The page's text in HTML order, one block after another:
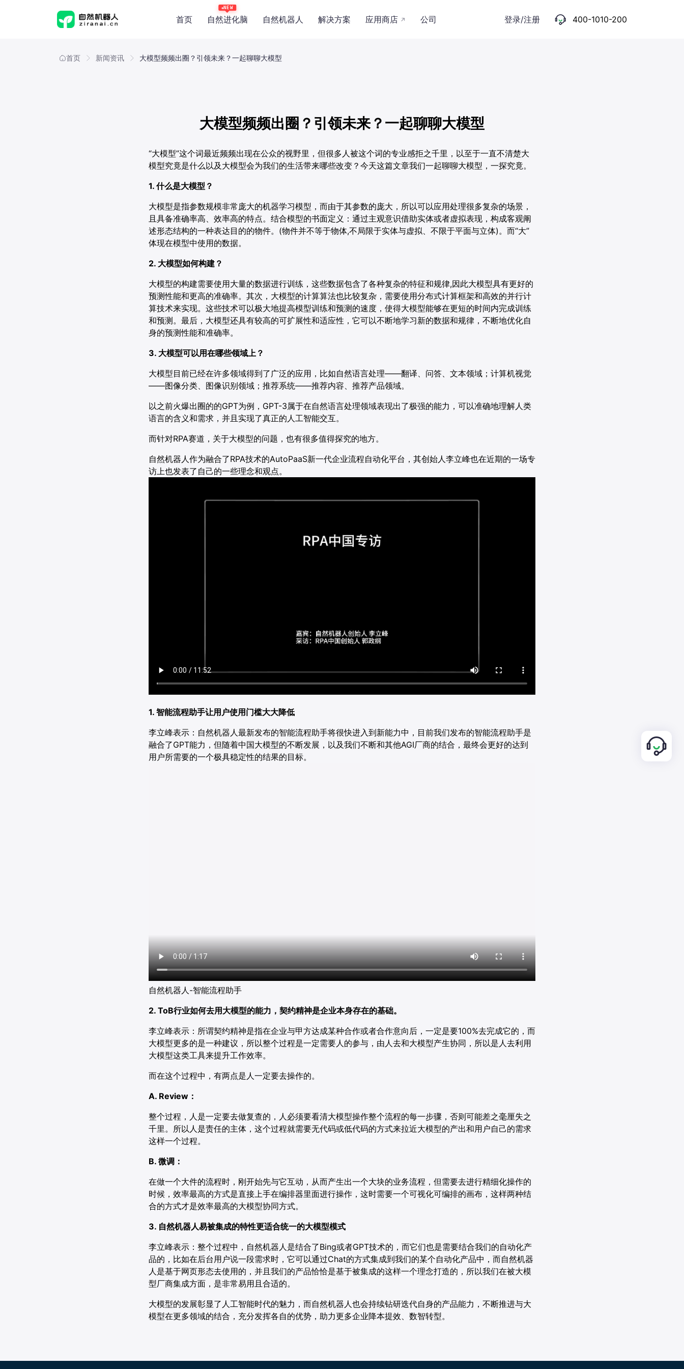
首页 自然进化脑
NEW
产品能力
自然机器人
产品能力
解决方案
制造
AI舆情管理解决方案 AI直播获客解决方案
应用商店 ↗
公司
登录/注册 400-1010-200
首页 新闻资讯 大模型频频出圈？引领未来？一起聊聊大模型
大模型频频出圈？引领未来？一起聊聊大模型
“大模型”这个词最近频频出现在公众的视野里，但很多人被这个词的专业感拒之千里，以至于一直不清楚大
模型究竟是什么以及大模型会为我们的生活带来哪些改变？今天这篇文章我们一起聊聊大模型，一探究竟。
1. 什么是大模型？
大模型是指参数规模非常庞大的机器学习模型，而由于其参数的庞大，所以可以应用处理很多复杂的场景，
且具备准确率高、效率高的特点。结合模型的书面定义：通过主观意识借助实体或者虚拟表现，构成客观阐
述形态结构的一种表达目的的物件。(物件并不等于物体,不局限于实体与虚拟、不限于平面与立体)。而“大”
体现在模型中使用的数据。
2. 大模型如何构建？
大模型的构建需要使用大量的数据进行训练，这些数据包含了各种复杂的特征和规律,因此大模型具有更好的
预测性能和更高的准确率。其次，大模型的计算算法也比较复杂，需要使用分布式计算框架和高效的并行计
算技术来实现。这些技术可以极大地提高模型训练和预测的速度，使得大模型能够在更短的时间内完成训练
和预测。最后，大模型还具有较高的可扩展性和适应性，它可以不断地学习新的数据和规律，不断地优化自
身的预测性能和准确率。
3. 大模型可以用在哪些领域上？
大模型目前已经在许多领域得到了广泛的应用，比如自然语言处理——翻译、问答、文本领域；计算机视觉
——图像分类、图像识别领域；推荐系统——推荐内容、推荐产品领域。
以之前火爆出圈的的GPT为例，GPT-3属于在自然语言处理领域表现出了极强的能力，可以准确地理解人类
语言的含义和需求，并且实现了真正的人工智能交互。
而针对RPA赛道，关于大模型的问题，也有很多值得探究的地方。
自然机器人作为融合了RPA技术的AutoPaaS新一代企业流程自动化平台，其创始人李立峰也在近期的一场专
访上也发表了自己的一些理念和观点。
1. 智能流程助手让用户使用门槛大大降低
李立峰表示：自然机器人最新发布的智能流程助手将很快进入到新能力中，目前我们发布的智能流程助手是
融合了GPT能力，但随着中国大模型的不断发展，以及我们不断和其他AGI厂商的结合，最终会更好的达到
用户所需要的一个极具稳定性的结果的目标。
自然机器人-智能流程助手
2. ToB行业如何去用大模型的能力，契约精神是企业本身存在的基础。
李立峰表示：所谓契约精神是指在企业与甲方达成某种合作或者合作意向后，一定是要100%去完成它的，而
大模型更多的是一种建议，所以整个过程是一定需要人的参与，由人去和大模型产生协同，所以是人去利用
大模型这类工具来提升工作效率。
而在这个过程中，有两点是人一定要去操作的。
A. Review：
整个过程，人是一定要去做复查的，人必须要看清大模型操作整个流程的每一步骤，否则可能差之毫厘失之
千里。所以人是责任的主体，这个过程就需要无代码或低代码的方式来拉近大模型的产出和用户自己的需求
这样一个过程。
B. 微调：
在做一个大件的流程时，刚开始先与它互动，从而产生出一个大块的业务流程，但需要去进行精细化操作的
时候，效率最高的方式是直接上手在编排器里面进行操作，这时需要一个可视化可编排的画布，这样两种结
合的方式才是效率最高的大模型协同方式。
3. 自然机器人易被集成的特性更适合统一的大模型模式
李立峰表示：整个过程中，自然机器人是结合了Bing或者GPT技术的，而它们也是需要结合我们的自动化产
品的，比如在后台用户说一段需求时，它可以通过Chat的方式集成到我们的某个自动化产品中，而自然机器
人是基于网页形态去使用的，并且我们的产品恰恰是基于被集成的这样一个理念打造的，所以我们在被大模
型厂商集成方面，是非常易用且合适的。
大模型的发展彰显了人工智能时代的魅力，而自然机器人也会持续钻研迭代自身的产品能力，不断推进与大
模型在更多领域的结合，充分发挥各自的优势，助力更多企业降本提效、数智转型。